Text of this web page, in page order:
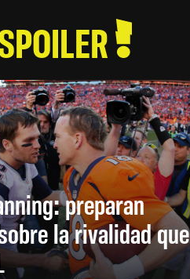
preparan
la rivalidad que